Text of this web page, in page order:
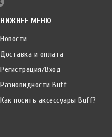
НИЖНЕЕ МЕНЮ
Новости
Доставка и оплата
Регистрация/Вход
Разновидности Buff
Как носить аксессуары Buff?